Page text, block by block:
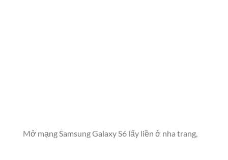
Mở mạng Samsung Galaxy S6 lấy liền ở nha trang,